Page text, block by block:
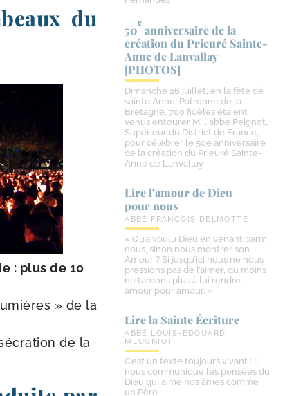
du
: plus de 10
» de la
de la
50
e
anniversaire de la
création du Prieuré Sainte-​
Anne de Lanvallay
[PHOTOS]
Dimanche 26 juillet, en la fête de
sainte Anne, Patronne de la
Bretagne, 700 fidèles étaient
venus entourer M. l'abbé Peignot,
Supérieur du District de France,
pour célébrer le 50e anniversaire
de la création du Prieuré Sainte-
Anne de Lanvallay
Lire l’amour de Dieu
pour nous
ABBÉ FRANÇOIS DELMOTTE
« Qu’a voulu Dieu en venant parmi
nous, sinon nous montrer son
Amour ? Si jusqu’ici nous ne nous
pressions pas de l’aimer, du moins
ne tardons plus à lui rendre
amour pour amour. »
Lire la Sainte Écriture
ABBÉ LOUIS-EDOUARD
MEUGNIOT
C’est un texte toujours vivant ; il
nous communique les pensées du
Dieu qui aime nos âmes comme
un Père.